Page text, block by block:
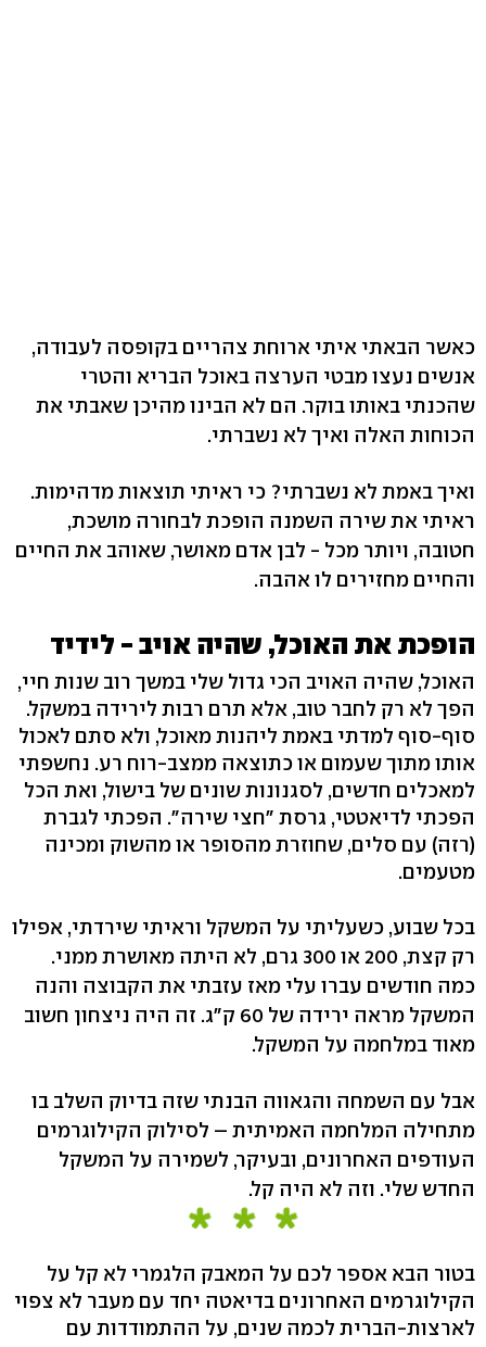
כאשר הבאתי איתי ארוחת צהריים בקופסה לעבודה,
אנשים נעצו מבטי הערצה באוכל הבריא והטרי
שהכנתי באותו בוקר. הם לא הבינו מהיכן שאבתי את
הכוחות האלה ואיך לא נשברתי.
ואיך באמת לא נשברתי? כי ראיתי תוצאות מדהימות.
ראיתי את שירה השמנה הופכת לבחורה מושכת,
חטובה, ויותר מכל - לבן אדם מאושר, שאוהב את החיים
והחיים מחזירים לו אהבה.
הופכת את האוכל, שהיה אויב - לידיד
האוכל, שהיה האויב הכי גדול שלי במשך רוב שנות חיי,
הפך לא רק לחבר טוב, אלא תרם רבות לירידה במשקל.
סוף-סוף למדתי באמת ליהנות מאוכל, ולא סתם לאכול
אותו מתוך שעמום או כתוצאה ממצב-רוח רע. נחשפתי
למאכלים חדשים, לסגנונות שונים של בישול, ואת הכל
הפכתי לדיאטטי, גרסת "חצי שירה". הפכתי לגברת
(רזה) עם סלים, שחוזרת מהסופר או מהשוק ומכינה
מטעמים.
בכל שבוע, כשעליתי על המשקל וראיתי שירדתי, אפילו
רק קצת, 200 או 300 גרם, לא היתה מאושרת ממני.
כמה חודשים עברו עלי מאז עזבתי את הקבוצה והנה
המשקל מראה ירידה של 60 ק"ג. זה היה ניצחון חשוב
מאוד במלחמה על המשקל.
אבל עם השמחה והגאווה הבנתי שזה בדיוק השלב בו
מתחילה המלחמה האמיתית – לסילוק הקילוגרמים
העודפים האחרונים, ובעיקר, לשמירה על המשקל
החדש שלי. וזה לא היה קל.
בטור הבא אספר לכם על המאבק הלגמרי לא קל על
הקילוגרמים האחרונים בדיאטה יחד עם מעבר לא צפוי
לארצות-הברית לכמה שנים, על ההתמודדות עם